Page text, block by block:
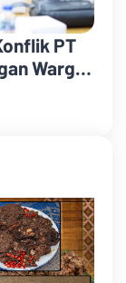
PT
Warga